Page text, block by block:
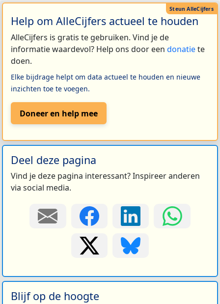
Help om AlleCijfers actueel te houden
AlleCijfers is gratis te gebruiken. Vind je de
informatie waardevol? Help ons door een donatiete
doen.
Elke bijdrage helpt om data actueel te houden en nieuwe
inzichten toe te voegen.
Doneer en help mee
Deel deze pagina
Vind je deze pagina interessant? Inspireer anderen
via social media.
Blijf op de hoogte